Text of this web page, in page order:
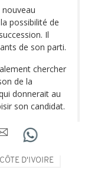
possibilité de
Il
de son parti.
chercher
de la
donnerait au
son candidat.
CÔTE D'IVOIRE